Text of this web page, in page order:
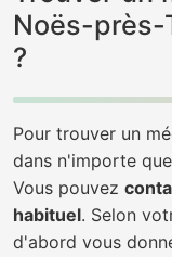
Noës-près-
?
Pour trouver un
dans n'importe
Vous pouvez
habituel. Selon
d'abord vous